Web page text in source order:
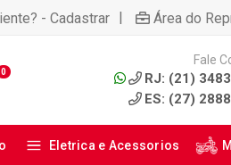
- Cadastrar | Área do
0
Fale
RJ: (21)
ES: (27)
Eletrica e Acessorios